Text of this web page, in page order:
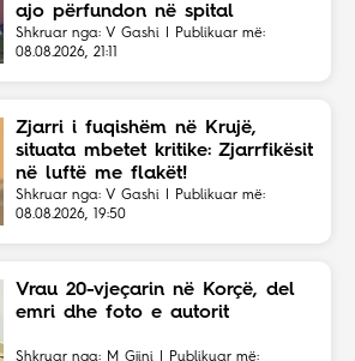
ajo përfundon në spital
Shkruar nga: V Gashi | Publikuar më:
08.08.2026, 21:11
Zjarri i fuqishëm në Krujë,
situata mbetet kritike: Zjarrfikësit
në luftë me flakët!
Shkruar nga: V Gashi | Publikuar më:
08.08.2026, 19:50
Vrau 20-vjeçarin në Korçë, del
emri dhe foto e autorit
Shkruar nga: M Gjini | Publikuar më: